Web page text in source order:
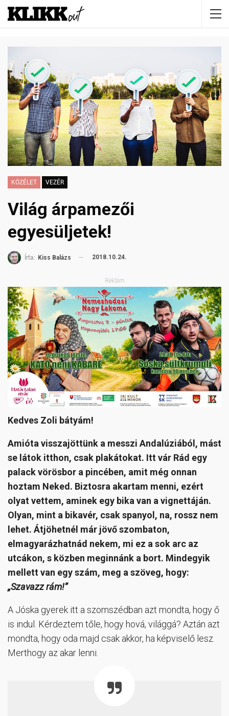
KÖZÉLET VEZÉR
Világ árpamezői
egyesüljetek!
Írta: Kiss Balázs 2018.10.24.
Reklám
Kedves Zoli bátyám!
Amióta visszajöttünk a messzi Andalúziából, mást
se látok itthon, csak plakátokat. Itt vár Rád egy
palack vörösbor a pincében, amit még onnan
hoztam Neked. Biztosra akartam menni, ezért
olyat vettem, aminek egy bika van a vignettáján.
Olyan, mint a bikavér, csak spanyol, na, rossz nem
lehet. Átjöhetnél már jövő szombaton,
elmagyarázhatnád nekem, mi ez a sok arc az
utcákon, s közben meginnánk a bort. Mindegyik
mellett van egy szám, meg a szöveg, hogy:
„Szavazz rám!”
A Jóska gyerek itt a szomszédban azt mondta, hogy ő
is indul. Kérdeztem tőle, hogy hová, világgá? Aztán azt
mondta, hogy oda majd csak akkor, ha képviselő lesz.
Merthogy az akar lenni.